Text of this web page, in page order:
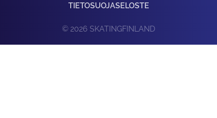
TIETOSUOJASELOSTE
© 2026 SKATINGFINLAND